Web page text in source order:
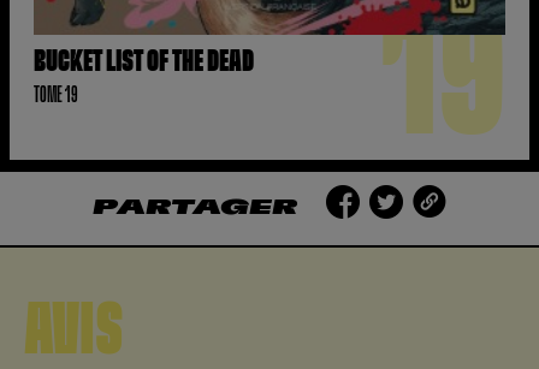
BUCKET LIST OF THE DEAD
TOME 19 19
PARTAGER
AVIS